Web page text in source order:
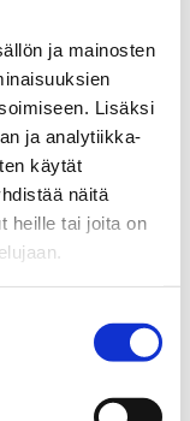
ja mainosten
Lisäksi
ja analytiikka-
käytät
näitä
heille tai joita on